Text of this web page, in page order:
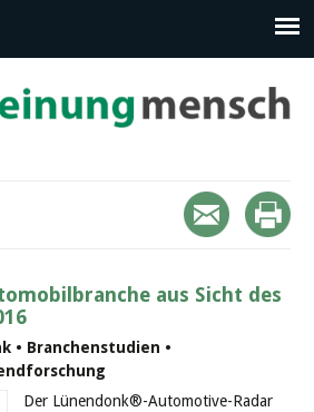
aus Sicht des
• Branchenstudien •
Der Lünendonk®-Automotive-Radar